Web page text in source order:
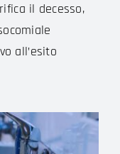
il decesso,
all’esito